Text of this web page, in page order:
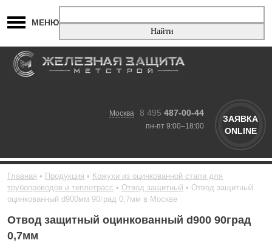
МЕНЮ
Москва 8 495 487-00-44
пн-пт 9:00–18:00
ЗАЯВКА
ONLINE
Главная Продукция
Кожухи из оцинкованной стали для
трубопроводов и теплотрасс
Отвод защитный
Отвод защитный
оцинкованный d900мм 90град 0,7мм в Москве
Отвод защитный оцинкованный d900 90град
0,7мм